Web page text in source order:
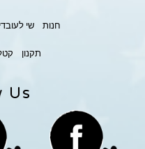
חנות שי
תקנון
Us